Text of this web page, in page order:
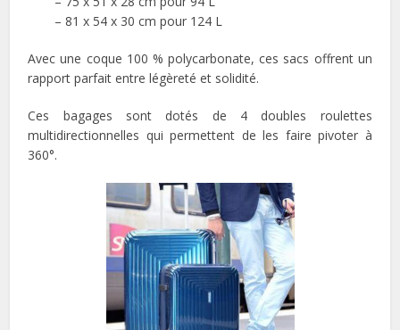
– 81 x 54 x 30 cm pour 124 L
Avec une coque 100 % polycarbonate, ces sacs offrent un
rapport parfait entre légèreté et solidité.
Ces bagages sont dotés de 4 doubles roulettes
multidirectionnelles qui permettent de les faire pivoter à
360°.